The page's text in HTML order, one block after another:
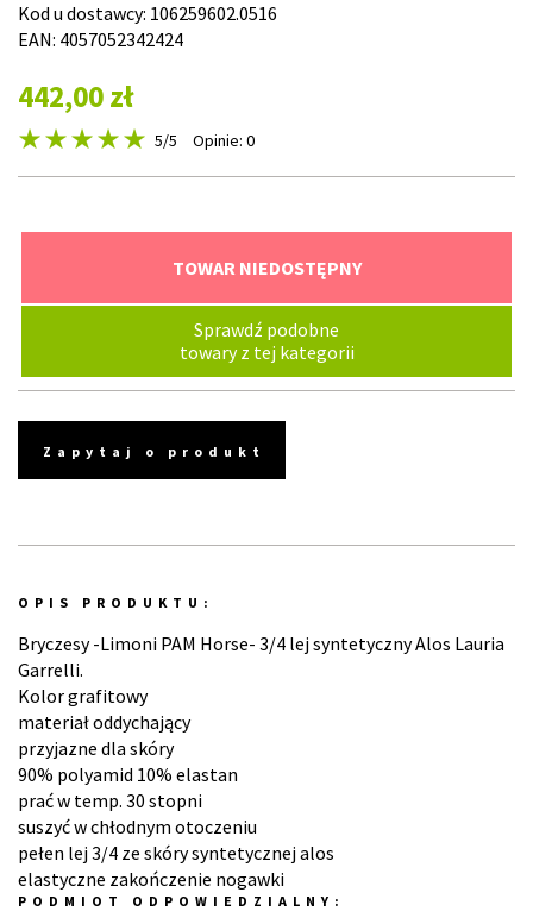
Kod u dostawcy: 106259602.0516
EAN: 4057052342424
442,00 zł
5/5 Opinie: 0
TOWAR NIEDOSTĘPNY
Sprawdź podobne
towary z tej kategorii
Zapytaj o produkt
OPIS PRODUKTU:
Bryczesy -Limoni PAM Horse- 3/4 lej syntetyczny Alos Lauria
Garrelli.
Kolor grafitowy
materiał oddychający
przyjazne dla skóry
90% polyamid 10% elastan
prać w temp. 30 stopni
suszyć w chłodnym otoczeniu
pełen lej 3/4 ze skóry syntetycznej alos
elastyczne zakończenie nogawki
PODMIOT ODPOWIEDZIALNY: